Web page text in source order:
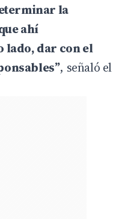
la
ahí
lado, dar con el
, señaló el